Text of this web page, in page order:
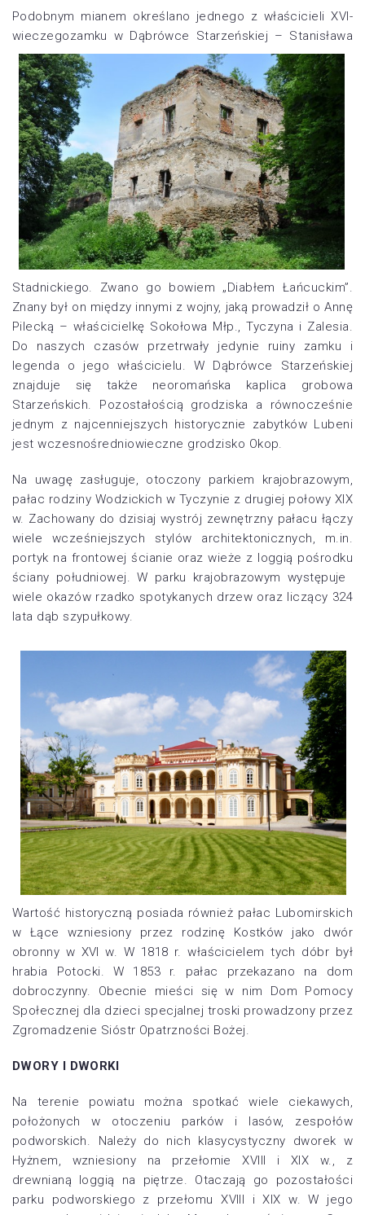
Podobnym mianem określano jednego z właścicieli XVI-
wieczegozamku w Dąbrówce Starzeńskiej – Stanisława
Stadnickiego. Zwano go bowiem „Diabłem Łańcuckim”.
Znany był on między innymi z wojny, jaką prowadził o Annę
Pilecką – właścicielkę Sokołowa Młp., Tyczyna i Zalesia.
Do naszych czasów przetrwały jedynie ruiny zamku i
legenda o jego właścicielu. W Dąbrówce Starzeńskiej
znajduje się także neoromańska kaplica grobowa
Starzeńskich. Pozostałością grodziska a równocześnie
jednym z najcenniejszych historycznie zabytków Lubeni
jest wczesnośredniowieczne grodzisko Okop.
Na uwagę zasługuje, otoczony parkiem krajobrazowym,
pałac rodziny Wodzickich w Tyczynie z drugiej połowy XIX
w. Zachowany do dzisiaj wystrój zewnętrzny pałacu łączy
wiele wcześniejszych stylów architektonicznych, m.in.
portyk na frontowej ścianie oraz wieże z loggią pośrodku
ściany południowej. W parku krajobrazowym występuje ​
wiele okazów rzadko spotykanych drzew oraz liczący 324
lata dąb szypułkowy.
Wartość historyczną posiada również pałac Lubomirskich
w Łące wzniesiony przez rodzinę Kostków jako dwór
obronny w XVI w. W 1818 r. właścicielem tych dóbr był
hrabia Potocki. W 1853 r. pałac przekazano na dom
dobroczynny. Obecnie mieści się w nim Dom Pomocy
Społecznej dla dzieci specjalnej troski prowadzony przez
Zgromadzenie Sióstr Opatrzności Bożej.
DWORY I DWORKI
Na terenie powiatu można spotkać wiele ciekawych,
położonych w otoczeniu parków i lasów, zespołów
podworskich. Należy do nich klasycystyczny dworek w
Hyżnem, wzniesiony na przełomie XVIII i XIX w., z
drewnianą loggią na piętrze. Otaczają go pozostałości
parku podworskiego z przełomu XVIII i XIX w. W jego